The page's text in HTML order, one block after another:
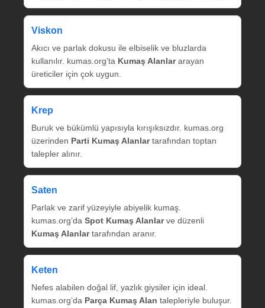
Viskon
Akıcı ve parlak dokusu ile elbiselik ve bluzlarda
kullanılır. kumas.org’ta Kumaş Alanlararayan
üreticiler için çok uygun.
Krep
Buruk ve bükümlü yapısıyla kırışıksızdır. kumas.org
üzerinden Parti Kumaş Alanlartarafından toptan
talepler alınır.
Saten
Parlak ve zarif yüzeyiyle abiyelik kumaş.
kumas.org’da Spot Kumaş Alanlarve düzenli
Kumaş Alanlartarafından aranır.
Keten
Nefes alabilen doğal lif, yazlık giysiler için ideal.
kumas.org’da Parça Kumaş Alan talepleriyle buluşur.